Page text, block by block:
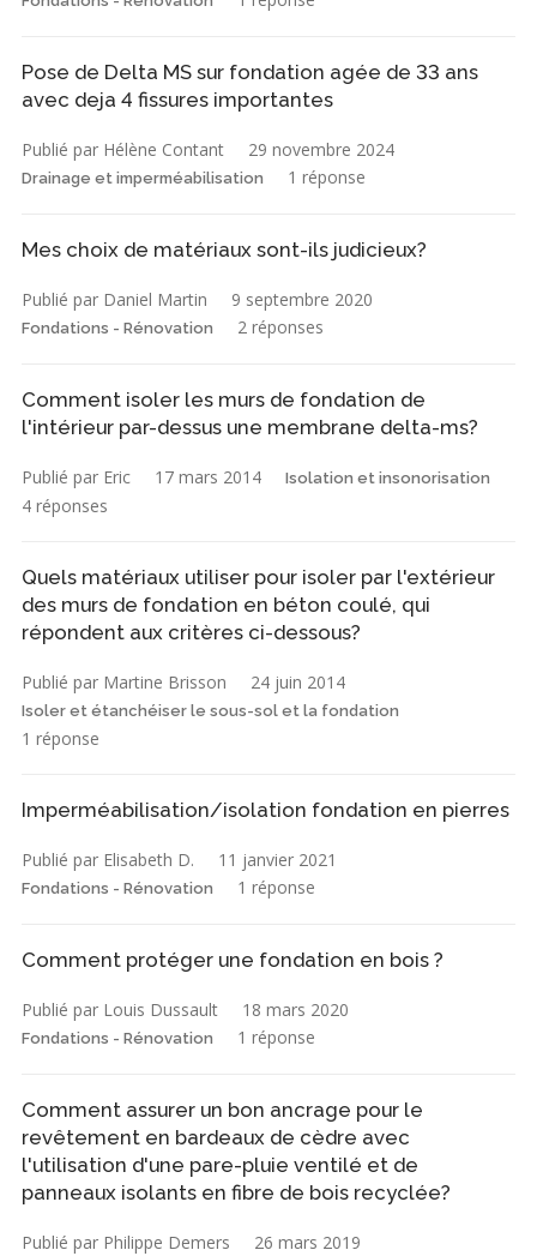
Pose de Delta MS sur fondation agée de 33 ans
avec deja 4 fissures importantes
Publié par Hélène Contant 29 novembre 2024
Drainage et imperméabilisation 1 réponse
Mes choix de matériaux sont-ils judicieux?
Publié par Daniel Martin 9 septembre 2020
Fondations - Rénovation 2 réponses
Comment isoler les murs de fondation de
l'intérieur par-dessus une membrane delta-ms?
Publié par Eric 17 mars 2014 Isolation et insonorisation
4 réponses
Quels matériaux utiliser pour isoler par l'extérieur
des murs de fondation en béton coulé, qui
répondent aux critères ci-dessous?
Publié par Martine Brisson 24 juin 2014
Isoler et étanchéiser le sous-sol et la fondation
1 réponse
Imperméabilisation/isolation fondation en pierres
Publié par Elisabeth D. 11 janvier 2021
Fondations - Rénovation 1 réponse
Comment protéger une fondation en bois ?
Publié par Louis Dussault 18 mars 2020
Fondations - Rénovation 1 réponse
Comment assurer un bon ancrage pour le
revêtement en bardeaux de cèdre avec
l'utilisation d'une pare-pluie ventilé et de
panneaux isolants en fibre de bois recyclée?
Publié par Philippe Demers 26 mars 2019